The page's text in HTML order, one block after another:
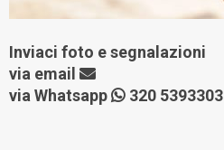
Inviaci foto e segnalazioni
via email
via Whatsapp
320 5393303